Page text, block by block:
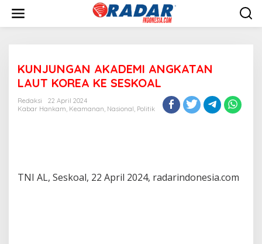
w
KUNJUNGAN AKADEMI ANGKATAN
LAUT KOREA KE SESKOAL
Redaksi
22 April 2024
Kabar Hankam, Keamanan, Nasional, Politik
TNI AL, Seskoal, 22 April 2024, radarindonesia.com